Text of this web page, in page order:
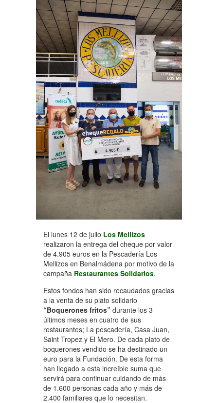
El lunes 12 de julio Los Mellizos
realizaron la entrega del cheque por valor
de 4.905 euros en la Pescadería Los
Mellizos en Benalmádena por motivo de la
campaña Restaurantes Solidarios.
Estos fondos han sido recaudados gracias
a la venta de su plato solidario
“Boquerones fritos” durante los 3
últimos meses en cuatro de sus
restaurantes; La pescadería, Casa Juan,
Saint Tropez y El Mero. De cada plato de
boquerones vendido se ha destinado un
euro para la Fundación. De esta forma
han llegado a esta increíble suma que
servirá para continuar cuidando de más
de 1.600 personas cada año y más de
2.400 familiares que lo necesitan.